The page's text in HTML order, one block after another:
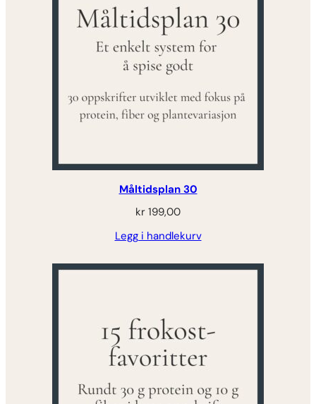
Måltidsplan 30
kr 199,00
Legg i handlekurv